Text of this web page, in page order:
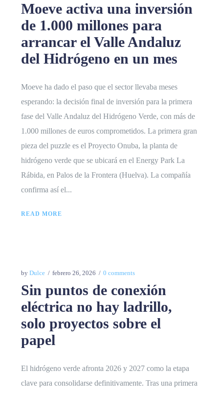
Moeve activa una inversión
de 1.000 millones para
arrancar el Valle Andaluz
del Hidrógeno en un mes
Moeve ha dado el paso que el sector llevaba meses
esperando: la decisión final de inversión para la primera
fase del Valle Andaluz del Hidrógeno Verde, con más de
1.000 millones de euros comprometidos. La primera gran
pieza del puzzle es el Proyecto Onuba, la planta de
hidrógeno verde que se ubicará en el Energy Park La
Rábida, en Palos de la Frontera (Huelva). La compañía
confirma así el...
READ MORE
by Dulce febrero 26, 2026 0 comments
Sin puntos de conexión
eléctrica no hay ladrillo,
solo proyectos sobre el
papel
El hidrógeno verde afronta 2026 y 2027 como la etapa
clave para consolidarse definitivamente. Tras una primera